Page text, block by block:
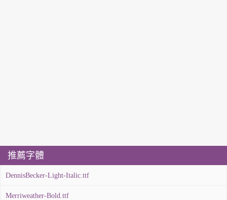
推薦字體
DennisBecker-Light-Italic.ttf
Merriweather-Bold.ttf